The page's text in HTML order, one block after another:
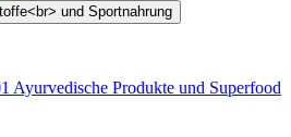
Ayurvedische Produkte und Superfood